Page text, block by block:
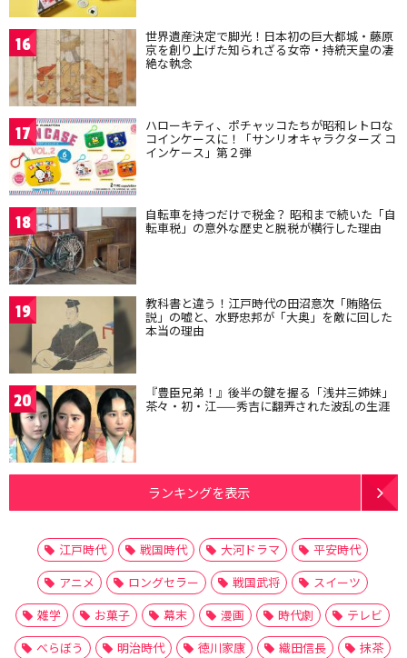
16 世界遺産決定で脚光！日本初の巨大都城・藤原
京を創り上げた知られざる女帝・持統天皇の凄
絶な執念
17 ハローキティ、ポチャッコたちが昭和レトロな
コインケースに！「サンリオキャラクターズ コ
インケース」第２弾
18 自転車を持つだけで税金？ 昭和まで続いた「自
転車税」の意外な歴史と脱税が横行した理由
19 教科書と違う！江戸時代の田沼意次「賄賂伝
説」の嘘と、水野忠邦が「大奥」を敵に回した
本当の理由
20 『豊臣兄弟！』後半の鍵を握る「浅井三姉妹」
茶々・初・江——秀吉に翻弄された波乱の生涯
ランキングを表示
江戸時代 戦国時代 大河ドラマ
平安時代
アニメ
ロングセラー 戦国武将
スイーツ
雑学
お菓子 幕末 漫画 時代劇
テレビ
べらぼう
明治時代 徳川家康 織田信長
抹茶